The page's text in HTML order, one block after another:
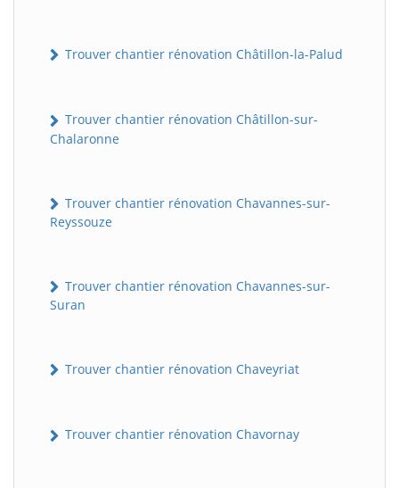
Trouver chantier rénovation Châtillon-la-Palud
Trouver chantier rénovation Châtillon-sur-
Chalaronne
Trouver chantier rénovation Chavannes-sur-
Reyssouze
Trouver chantier rénovation Chavannes-sur-
Suran
Trouver chantier rénovation Chaveyriat
Trouver chantier rénovation Chavornay